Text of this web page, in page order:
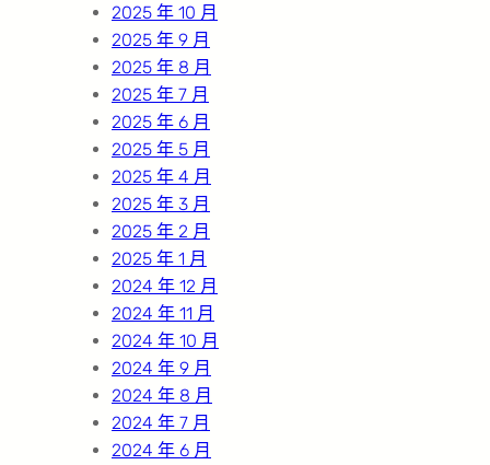
2025 年 10 月
2025 年 9 月
2025 年 8 月
2025 年 7 月
2025 年 6 月
2025 年 5 月
2025 年 4 月
2025 年 3 月
2025 年 2 月
2025 年 1 月
2024 年 12 月
2024 年 11 月
2024 年 10 月
2024 年 9 月
2024 年 8 月
2024 年 7 月
2024 年 6 月